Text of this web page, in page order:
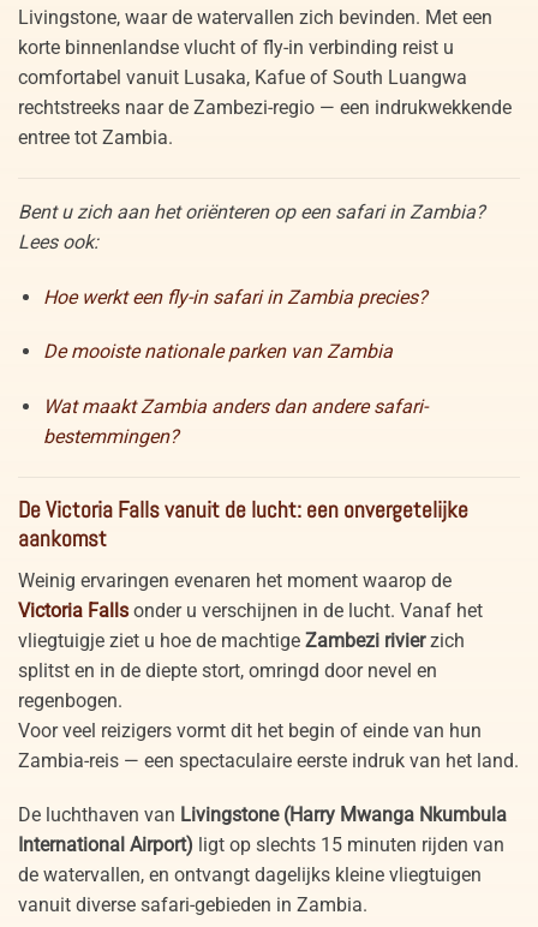
Livingstone, waar de watervallen zich bevinden. Met een
korte binnenlandse vlucht of fly-in verbinding reist u
comfortabel vanuit Lusaka, Kafue of South Luangwa
rechtstreeks naar de Zambezi-regio — een indrukwekkende
entree tot Zambia.
Bent u zich aan het oriënteren op een safari in Zambia?
Lees ook:
Hoe werkt een fly-in safari in Zambia precies?
De mooiste nationale parken van Zambia
Wat maakt Zambia anders dan andere safari-
bestemmingen?
De Victoria Falls vanuit de lucht: een onvergetelijke
aankomst
Weinig ervaringen evenaren het moment waarop de
Victoria Falls onder u verschijnen in de lucht. Vanaf het
vliegtuigje ziet u hoe de machtige Zambezi rivierzich
splitst en in de diepte stort, omringd door nevel en
regenbogen.
Voor veel reizigers vormt dit het begin of einde van hun
Zambia-reis — een spectaculaire eerste indruk van het land.
De luchthaven van Livingstone (Harry Mwanga Nkumbula
International Airport) ligt op slechts 15 minuten rijden van
de watervallen, en ontvangt dagelijks kleine vliegtuigen
vanuit diverse safari-gebieden in Zambia.